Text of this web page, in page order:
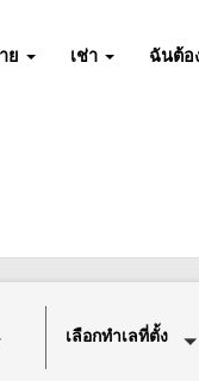
ย เช่า ฉันต้อ
เลือกทำเลที่ตั้ง